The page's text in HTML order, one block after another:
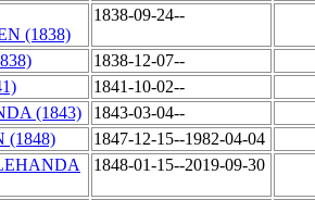
(1838)
1838-09-24--
1838-12-07--
1841-10-02--
(1843)
1843-03-04--
(1848)
1847-12-15--1982-04-04
1848-01-15--2019-09-30